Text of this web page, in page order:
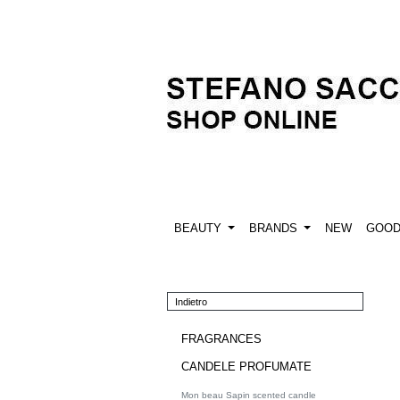
BEAUTY BRANDS NEW
Indietro
FRAGRANCES
CANDELE PROFUMATE
Mon beau Sapin scented candle